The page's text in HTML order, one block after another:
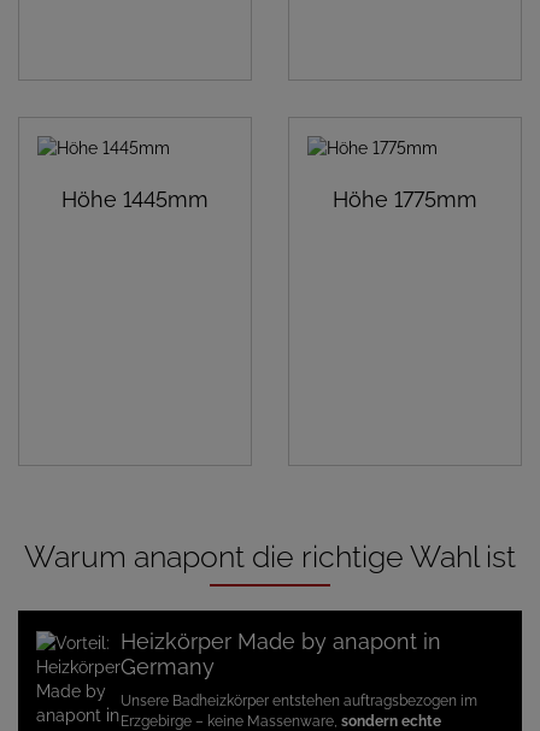
Höhe 1445mm Höhe 1775mm
Warum anapont die richtige Wahl ist
Heizkörper Made by anapont in
Germany
Unsere Badheizkörper entstehen auftragsbezogen im
Erzgebirge – keine Massenware, sondern echte